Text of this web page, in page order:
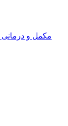
مکمل و